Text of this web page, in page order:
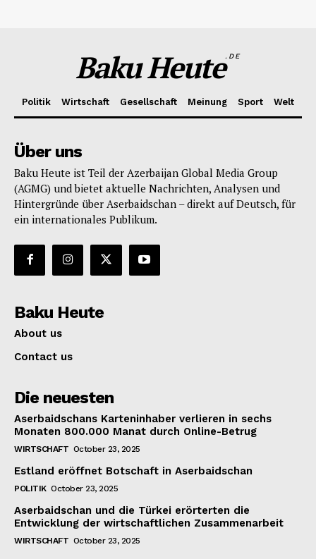
Baku Heute.DE
Politik Wirtschaft Gesellschaft Meinung Sport Welt
Über uns
Baku Heute ist Teil der Azerbaijan Global Media Group
(AGMG) und bietet aktuelle Nachrichten, Analysen und
Hintergründe über Aserbaidschan – direkt auf Deutsch, für
ein internationales Publikum.
Baku Heute
About us
Contact us
Die neuesten
Aserbaidschans Karteninhaber verlieren in sechs
Monaten 800.000 Manat durch Online-Betrug
WIRTSCHAFT October 23, 2025
Estland eröffnet Botschaft in Aserbaidschan
POLITIK October 23, 2025
Aserbaidschan und die Türkei erörterten die
Entwicklung der wirtschaftlichen Zusammenarbeit
WIRTSCHAFT October 23, 2025